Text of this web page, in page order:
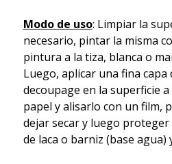
Modo de uso: Limpiar la
necesario, pintar la misma
pintura a la tiza, blanca o
Luego, aplicar una fina
decoupage en la superficie
papel y alisarlo con un film,
dejar secar y luego
de laca o barniz (base agua)